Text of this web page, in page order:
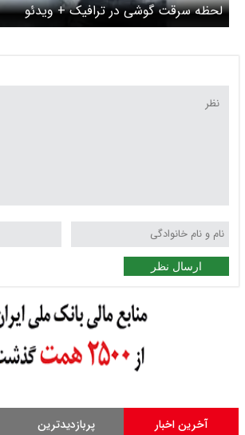
لحظه سرقت گوشی در ترافیک + ویدئو
ارسال نظر
آخرین اخبار پربازدیدترین